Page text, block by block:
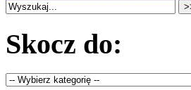
Skocz do: